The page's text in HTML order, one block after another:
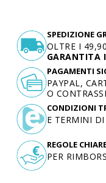
SPEDIZIONE
OLTRE I
GARANTITA
PAGAMENTI
PAYPAL,
O
CONDIZIONI
E TERMINI DI
REGOLE
PER